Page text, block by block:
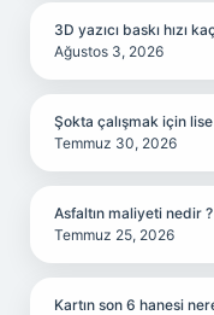
3D yazıcı baskı hızı
Ağustos 3, 2026
Şokta çalışmak için
Temmuz 30, 2026
Asfaltın maliyeti nedir ?
Temmuz 25, 2026
Kartın son 6 hanesi